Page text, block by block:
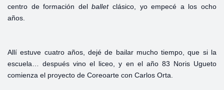
centro de formación delballetclásico, yo empecé a los ocho
años.
Allí estuve cuatro años, dejé de bailar mucho tiempo, que si la
escuela… después vino el liceo, y en el año 83 Noris Ugueto
comienza el proyecto de Coreoarte con Carlos Orta.